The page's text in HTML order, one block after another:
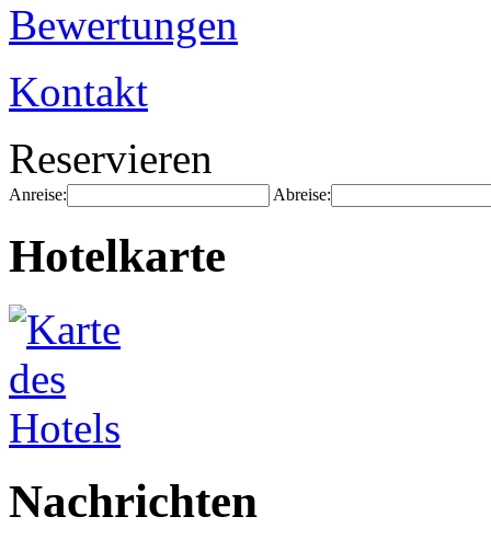
Bewertungen
Kontakt
Reservieren
Anreise: Abreise:
Hotelkarte
Nachrichten